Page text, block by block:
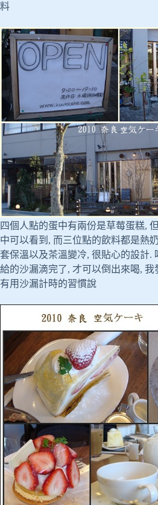
料
四個人點的蛋中有兩份是草莓蛋糕,
中可以看到, 而三位點的飲料都是熱
套保溫以及茶溫變冷, 很貼心的設計.
給的沙漏滴完了, 才可以倒出來喝,
有用沙漏計時的習慣說